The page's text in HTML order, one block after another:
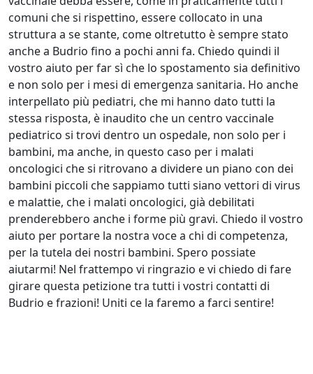
comuni che si rispettino, essere collocato in una
struttura a se stante, come oltretutto è sempre stato
anche a Budrio fino a pochi anni fa. Chiedo quindi il
vostro aiuto per far sì che lo spostamento sia definitivo
e non solo per i mesi di emergenza sanitaria. Ho anche
interpellato più pediatri, che mi hanno dato tutti la
stessa risposta, è inaudito che un centro vaccinale
pediatrico si trovi dentro un ospedale, non solo per i
bambini, ma anche, in questo caso per i malati
oncologici che si ritrovano a dividere un piano con dei
bambini piccoli che sappiamo tutti siano vettori di virus
e malattie, che i malati oncologici, già debilitati
prenderebbero anche i forme più gravi. Chiedo il vostro
aiuto per portare la nostra voce a chi di competenza,
per la tutela dei nostri bambini. Spero possiate
aiutarmi! Nel frattempo vi ringrazio e vi chiedo di fare
girare questa petizione tra tutti i vostri contatti di
Budrio e frazioni! Uniti ce la faremo a farci sentire!